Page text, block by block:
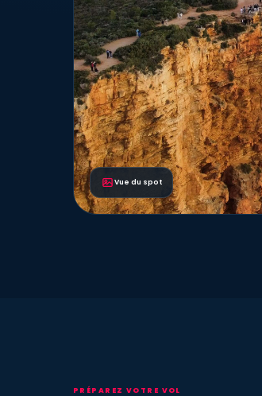
Vue du spot
PRÉPAREZ VOTRE VOL